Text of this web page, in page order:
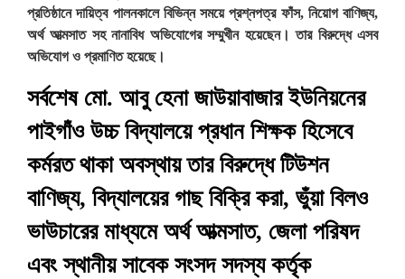
প্রতিষ্ঠানে দায়িত্ব পালনকালে বিভিন্ন সময়ে প্রশ্নপত্র ফাঁস, নিয়োগ বাণিজ্য,
অর্থ আত্মসাত সহ নানাবিধ অভিযোগের সম্মুখীন হয়েছেন। তার বিরুদ্ধে এসব
অভিযোগ ও প্রমাণিত হয়েছে।
সর্বশেষ মো. আবু হেনা জাউয়াবাজার ইউনিয়নের
পাইগাঁও উচ্চ বিদ্যালয়ে প্রধান শিক্ষক হিসেবে
কর্মরত থাকা অবস্থায় তার বিরুদ্ধে টিউশন
বাণিজ্য, বিদ্যালয়ের গাছ বিক্রি করা, ভুঁয়া বিলও
ভাউচারের মাধ্যমে অর্থ আত্মসাত, জেলা পরিষদ
এবং স্থানীয় সাবেক সংসদ সদস্য কর্তৃক